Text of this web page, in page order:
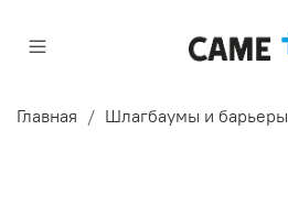
Главная Шлагбаумы и барьеры